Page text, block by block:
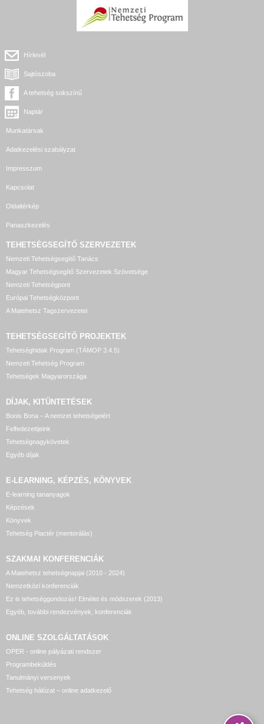
Hírlevél
Sajtószoba
A tehetség sokszínű
Naptár
Munkatársak
Adatkezelési szabályzat
Impresszum
Kapcsolat
Oldaltérkép
Panaszkezelés
TEHETSÉGSEGÍTŐ SZERVEZETEK
Nemzeti Tehetségsegítő Tanács
Magyar Tehetségsegítő Szervezetek Szövetsége
Nemzeti Tehetségpont
Európai Tehetségközpont
A Matehetsz Tagszervezetei
TEHETSÉGSEGÍTŐ PROJEKTEK
Tehetséghidak Program (TÁMOP 3.4.5)
Nemzeti Tehetség Program
Tehetségek Magyarországa
DÍJAK, KITÜNTETÉSEK
Bonis Bona – A nemzet tehetségeiért
Felfedezettjeink
Tehetségnagykövetek
Egyéb díjak
E-LEARNING, KÉPZÉS, KÖNYVEK
E-learning tananyagok
Képzések
Könyvek
Tehetség Piactér (mentorálás)
SZAKMAI KONFERENCIÁK
A Matehetsz tehetségnapjai (2010 - 2024)
Nemzetközi konferenciák
Ez is tehetséggondozás! Elmélet és módszerek (2013)
Egyéb, további rendezvények, konferenciák
ONLINE SZOLGÁLTATÁSOK
OPER - online pályázati rendszer
Programbeküldés
Tanulmányi versenyek
Tehetség hálózat – online adatkezelő